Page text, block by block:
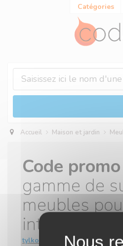
Catégories
Accueil Maison et jardin
Code
gamme de
meubles
intérieur
tylko.com
Panneau de gestion des cookies